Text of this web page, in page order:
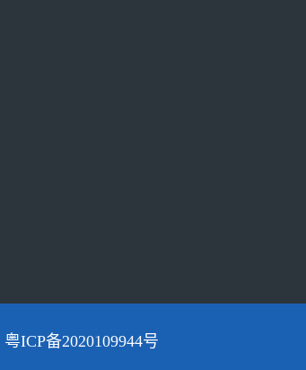
粤ICP备2020109944号